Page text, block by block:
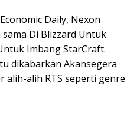
Daily, Nexon
Di Blizzard Untuk
Imbang StarCraft.
dikabarkan Akansegera
alih-alih RTS seperti genre